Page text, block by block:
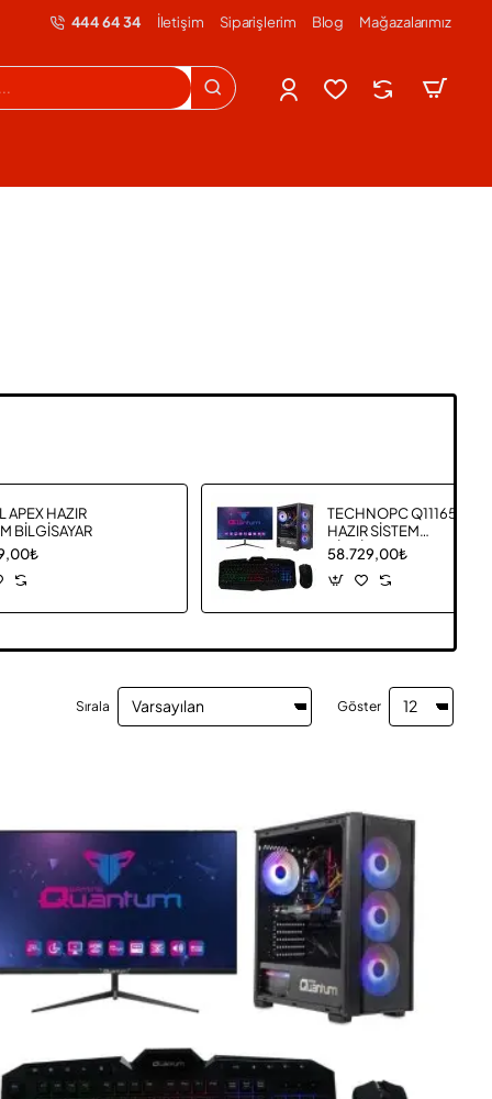
444 64 34 İletişim Siparişlerim Blog Mağazalarımız
APEX HAZIR
BİLGİSAYAR
TECHNOPC Q1116520
HAZIR SİSTEM
BİLGİSAYAR
58.729,00₺
Sırala Göster